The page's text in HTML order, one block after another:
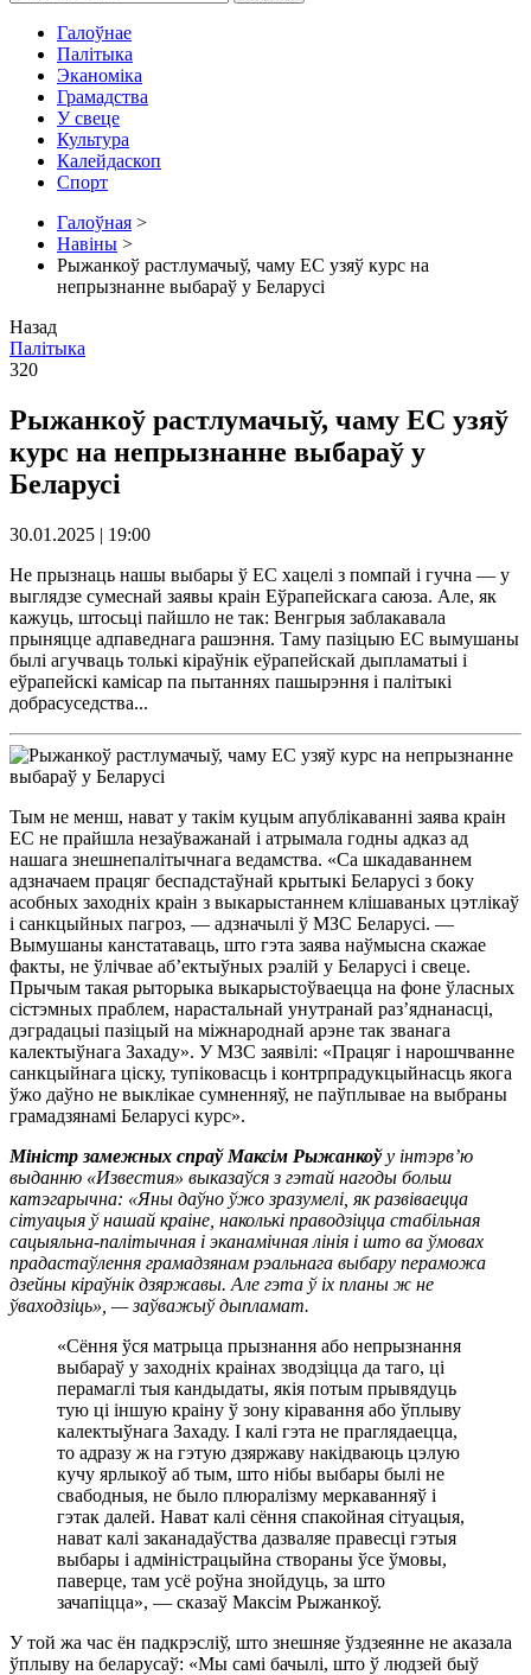
Галоўнае
Палітыка
Эканоміка
Грамадства
У свеце
Культура
Калейдаскоп
Спорт
Галоўная >
Навіны >
Рыжанкоў растлумачыў, чаму ЕС узяў курс на
непрызнанне выбараў у Беларусі
Назад
Палітыка
320
Рыжанкоў растлумачыў, чаму ЕС узяў
курс на непрызнанне выбараў у
Беларусі
30.01.2025 | 19:00
Не прызнаць нашы выбары ў ЕС хацелі з помпай і гучна — у
выглядзе сумеснай заявы краін Еўрапейскага саюза. Але, як
кажуць, штосьці пайшло не так: Венгрыя заблакавала
прыняцце адпаведнага рашэння. Таму пазіцыю ЕС вымушаны
былі агучваць толькі кіраўнік еўрапейскай дыпламатыі і
еўрапейскі камісар па пытаннях пашырэння і палітыкі
добрасуседства...
Тым не менш, нават у такім куцым апублікаванні заява краін
ЕС не прайшла незаўважанай і атрымала годны адказ ад
нашага знешнепалітычнага ведамства. «Са шкадаваннем
адзначаем працяг беспадстаўнай крытыкі Беларусі з боку
асобных заходніх краін з выкарыстаннем клішаваных цэтлікаў
і санкцыйных пагроз, — адзначылі ў МЗС Беларусі. —
Вымушаны канстатаваць, што гэта заява наўмысна скажае
факты, не ўлічвае аб’ектыўных рэалій у Беларусі і свеце.
Прычым такая рыторыка выкарыстоўваецца на фоне ўласных
сістэмных праблем, нарастальнай унутранай раз’яднанасці,
дэградацыі пазіцый на міжнароднай арэне так званага
калектыўнага Захаду». У МЗС заявілі: «Працяг і нарошчванне
санкцыйнага ціску, тупіковасць і контрпрадукцыйнасць якога
ўжо даўно не выклікае сумненняў, не паўплывае на выбраны
грамадзянамі Беларусі курс».
Міністр замежных спраў Максім Рыжанкоўу інтэрв’ю
выданню «Известия» выказаўся з гэтай нагоды больш
катэгарычна: «Яны даўно ўжо зразумелі, як развіваецца
сітуацыя ў нашай краіне, наколькі праводзіцца стабільная
сацыяльна-палітычная і эканамічная лінія і што ва ўмовах
прадастаўлення грамадзянам рэальнага выбару пераможа
дзейны кіраўнік дзяржавы. Але гэта ў іх планы ж не
ўваходзіць», — заўважыў дыпламат.
«Сёння ўся матрыца прызнання або непрызнання
выбараў у заходніх краінах зводзіцца да таго, ці
перамаглі тыя кандыдаты, якія потым прывядуць
тую ці іншую краіну ў зону кіравання або ўплыву
калектыўнага Захаду. І калі гэта не праглядаецца,
то адразу ж на гэтую дзяржаву накідваюць цэлую
кучу ярлыкоў аб тым, што нібы выбары былі не
свабодныя, не было плюралізму меркаванняў і
гэтак далей. Нават калі сёння спакойная сітуацыя,
нават калі заканадаўства дазваляе правесці гэтыя
выбары і адміністрацыйна створаны ўсе ўмовы,
паверце, там усё роўна знойдуць, за што
зачапіцца», — сказаў Максім Рыжанкоў.
У той жа час ён падкрэсліў, што знешняе ўздзеянне не аказала
ўплыву на беларусаў: «Мы самі бачылі, што ў людзей быў